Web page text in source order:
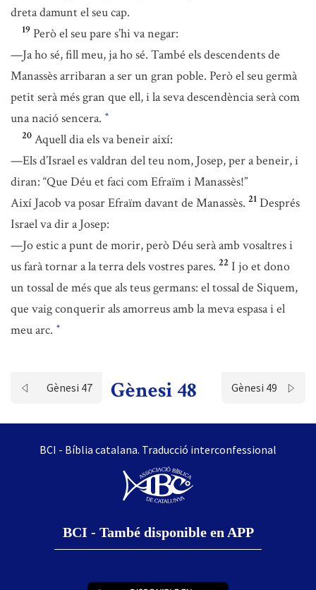
dreta damunt el seu cap.
19 Però el seu pare s’hi va negar:
—Ja ho sé, fill meu, ja ho sé. També els descendents de
Manassès arribaran a ser un gran poble. Però el seu germà
petit serà més gran que ell, i la seva descendència serà com
una nació sencera. *
20 Aquell dia els va beneir així:
—Els d’Israel es valdran del teu nom, Josep, per a beneir, i
diran: “Que Déu et faci com Efraïm i Manassès!”
Així Jacob va posar Efraïm davant de Manassès. 21 Després
Israel va dir a Josep:
—Jo estic a punt de morir, però Déu serà amb vosaltres i
us farà tornar a la terra dels vostres pares. 22 I jo et dono
un tossal de més que als teus germans: el tossal de Siquem,
que vaig conquerir als amorreus amb la meva espasa i el
meu arc. *
Gènesi 47 Gènesi 48 Gènesi 49
BCI - Bíblia catalana. Traducció interconfessional
BCI - També disponible en APP